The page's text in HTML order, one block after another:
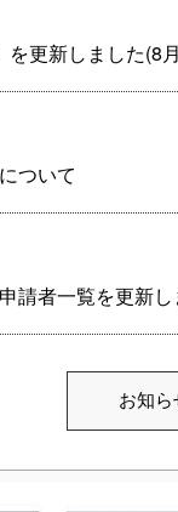
更新しました(8
ついて
請者一覧を更新
お知ら